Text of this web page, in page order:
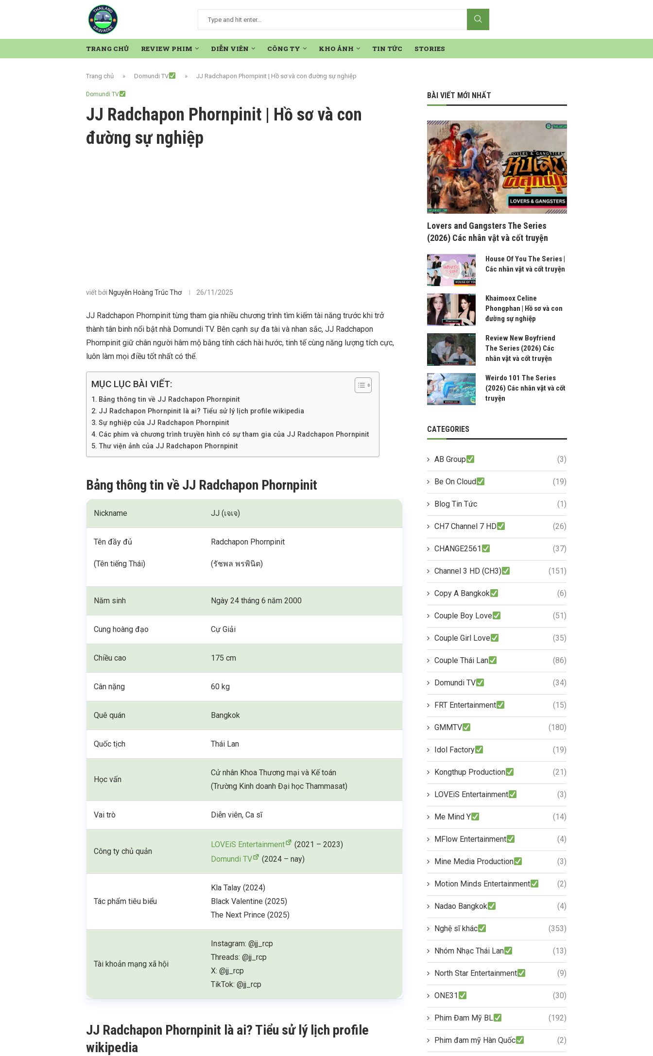
TRANG CHỦ REVIEW PHIM DIỄN VIÊN CÔNG TY KHO ẢNH TIN TỨC STORIES
Trang chủ » Domundi TV » JJ Radchapon Phornpinit | Hồ sơ và con đường sự nghiệp
Domundi TV
JJ Radchapon Phornpinit | Hồ sơ và con
đường sự nghiệp
viết bởi Nguyễn Hoàng Trúc Thơ 26/11/2025
JJ Radchapon Phornpinit từng tham gia nhiều chương trình tìm kiếm tài năng trước khi trở
thành tân binh nổi bật nhà Domundi TV. Bên cạnh sự đa tài và nhan sắc, JJ Radchapon
Phornpinit giữ chân người hâm mộ bằng tính cách hài hước, tinh tế cùng năng lượng tích cực,
luôn làm mọi điều tốt nhất có thể.
MỤC LỤC BÀI VIẾT:
Bảng thông tin về JJ Radchapon Phornpinit
JJ Radchapon Phornpinit là ai? Tiểu sử lý lịch profile wikipedia
Sự nghiệp của JJ Radchapon Phornpinit
Các phim và chương trình truyền hình có sự tham gia của JJ Radchapon Phornpinit
Thư viện ảnh của JJ Radchapon Phornpinit
Bảng thông tin về JJ Radchapon Phornpinit
Nickname JJ (เจเจ)
Tên đầy đủ
(Tên tiếng Thái)
Radchapon Phornpinit
(รัชพล พรพินิต)
Năm sinh Ngày 24 tháng 6 năm 2000
Cung hoàng đạo Cự Giải
Chiều cao 175 cm
Cân nặng 60 kg
Quê quán Bangkok
Quốc tịch Thái Lan
Học vấn
Cử nhân Khoa Thương mại và Kế toán
(Trường Kinh doanh Đại học Thammasat)
Vai trò Diễn viên, Ca sĩ
Công ty chủ quản
LOVEiS Entertainment
(2021 – 2023)
Domundi TV
(2024 – nay)
Tác phẩm tiêu biểu
Kla Talay (2024)
Black Valentine (2025)
The Next Prince (2025)
Tài khoản mạng xã hội
Instagram: @jj_rcp
Threads: @jj_rcp
X: @jj_rcp
TikTok: @jj_rcp
JJ Radchapon Phornpinit là ai? Tiểu sử lý lịch profile
wikipedia
BÀI VIẾT MỚI NHẤT
Lovers and Gangsters The Series
(2026) Các nhân vật và cốt truyện
House Of You The Series |
Các nhân vật và cốt truyện
Khaimoox Celine
Phongphan | Hồ sơ và con
đường sự nghiệp
Review New Boyfriend
The Series (2026) Các
nhân vật và cốt truyện
Weirdo 101 The Series
(2026) Các nhân vật và cốt
truyện
CATEGORIES
AB Group (3)
Be On Cloud (19)
Blog Tin Tức (1)
CH7 Channel 7 HD (26)
CHANGE2561 (37)
Channel 3 HD (CH3) (151)
Copy A Bangkok (6)
Couple Boy Love (51)
Couple Girl Love (35)
Couple Thái Lan (86)
Domundi TV (34)
FRT Entertainment (15)
GMMTV (180)
Idol Factory (19)
Kongthup Production (21)
LOVEiS Entertainment (3)
Me Mind Y (14)
MFlow Entertainment (4)
Mine Media Production (3)
Motion Minds Entertainment (2)
Nadao Bangkok (4)
Nghệ sĩ khác (353)
Nhóm Nhạc Thái Lan (13)
North Star Entertainment (9)
ONE31 (30)
Phim Đam Mỹ BL (192)
Phim đam mỹ Hàn Quốc (2)